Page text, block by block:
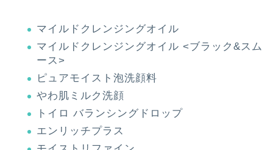
マイルドクレンジングオイル
マイルドクレンジングオイル <ブラック&スム
ース>
ピュアモイスト泡洗顔料
やわ肌ミルク洗顔
トイロ バランシングドロップ
エンリッチプラス